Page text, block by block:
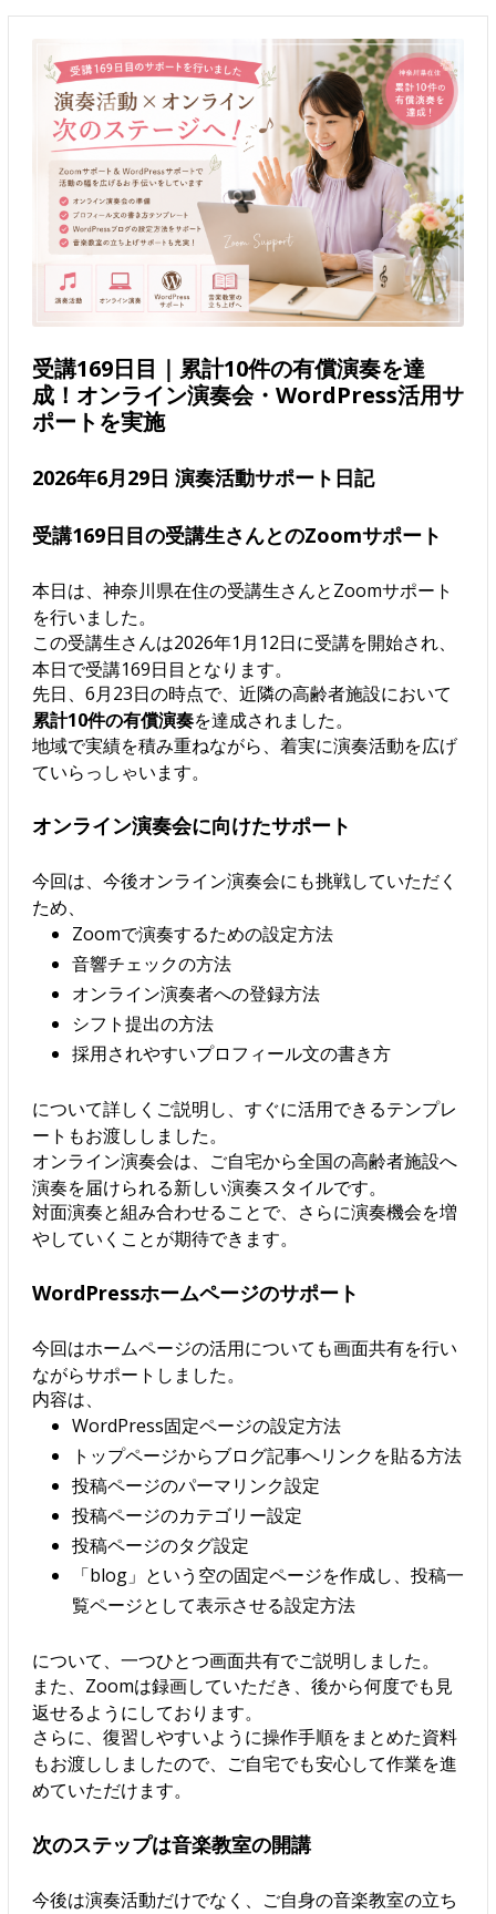
受講169日目｜累計10件の有償演奏を達
成！オンライン演奏会・WordPress活用サ
ポートを実施
2026年6月29日 演奏活動サポート日記
受講169日目の受講生さんとのZoomサポート
本日は、神奈川県在住の受講生さんとZoomサポート
を行いました。
この受講生さんは2026年1月12日に受講を開始され、
本日で受講169日目となります。
先日、6月23日の時点で、近隣の高齢者施設において
累計10件の有償演奏を達成されました。
地域で実績を積み重ねながら、着実に演奏活動を広げ
ていらっしゃいます。
オンライン演奏会に向けたサポート
今回は、今後オンライン演奏会にも挑戦していただく
ため、
Zoomで演奏するための設定方法
音響チェックの方法
オンライン演奏者への登録方法
シフト提出の方法
採用されやすいプロフィール文の書き方
について詳しくご説明し、すぐに活用できるテンプレ
ートもお渡ししました。
オンライン演奏会は、ご自宅から全国の高齢者施設へ
演奏を届けられる新しい演奏スタイルです。
対面演奏と組み合わせることで、さらに演奏機会を増
やしていくことが期待できます。
WordPressホームページのサポート
今回はホームページの活用についても画面共有を行い
ながらサポートしました。
内容は、
WordPress固定ページの設定方法
トップページからブログ記事へリンクを貼る方法
投稿ページのパーマリンク設定
投稿ページのカテゴリー設定
投稿ページのタグ設定
「blog」という空の固定ページを作成し、投稿一
覧ページとして表示させる設定方法
について、一つひとつ画面共有でご説明しました。
また、Zoomは録画していただき、後から何度でも見
返せるようにしております。
さらに、復習しやすいように操作手順をまとめた資料
もお渡ししましたので、ご自宅でも安心して作業を進
めていただけます。
次のステップは音楽教室の開講
今後は演奏活動だけでなく、ご自身の音楽教室の立ち